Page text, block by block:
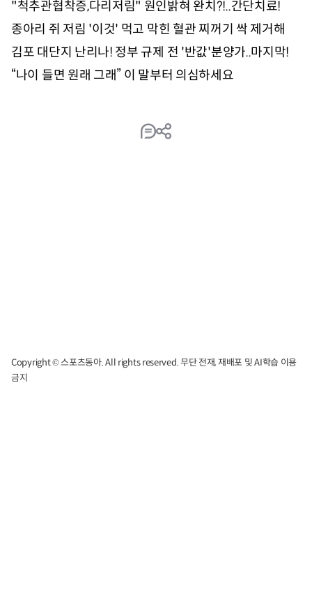
Copyright © 스포츠동아. All rights reserved. 무단 전재, 재배포 및 AI학습 이용
금지